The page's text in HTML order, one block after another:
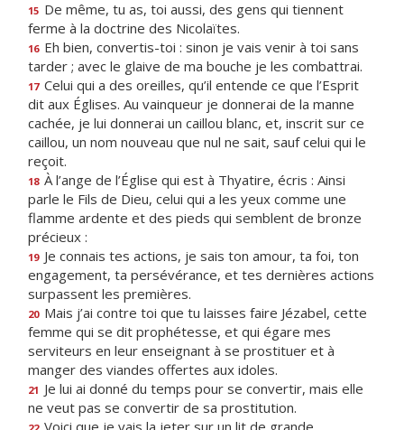
15 De même, tu as, toi aussi, des gens qui tiennent
ferme à la doctrine des Nicolaïtes.
16 Eh bien, convertis-toi : sinon je vais venir à toi sans
tarder ; avec le glaive de ma bouche je les combattrai.
17 Celui qui a des oreilles, qu’il entende ce que l’Esprit
dit aux Églises. Au vainqueur je donnerai de la manne
cachée, je lui donnerai un caillou blanc, et, inscrit sur ce
caillou, un nom nouveau que nul ne sait, sauf celui qui le
reçoit.
18 À l’ange de l’Église qui est à Thyatire, écris : Ainsi
parle le Fils de Dieu, celui qui a les yeux comme une
flamme ardente et des pieds qui semblent de bronze
précieux :
19 Je connais tes actions, je sais ton amour, ta foi, ton
engagement, ta persévérance, et tes dernières actions
surpassent les premières.
20 Mais j’ai contre toi que tu laisses faire Jézabel, cette
femme qui se dit prophétesse, et qui égare mes
serviteurs en leur enseignant à se prostituer et à
manger des viandes offertes aux idoles.
21 Je lui ai donné du temps pour se convertir, mais elle
ne veut pas se convertir de sa prostitution.
Voici que je vais la jeter sur un lit de grande